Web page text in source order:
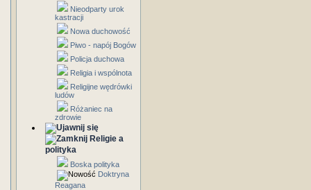
Nieodparty urok
kastracji
Nowa duchowość
Piwo - napój Bogów
Policja duchowa
Religia i wspólnota
Religijne wędrówki
ludów
Różaniec na
zdrowie
Religie a
polityka
Boska polityka
Doktryna
Reagana